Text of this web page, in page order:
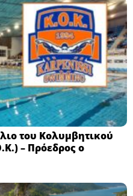
του Κολυμβητικού
– Πρόεδρος ο